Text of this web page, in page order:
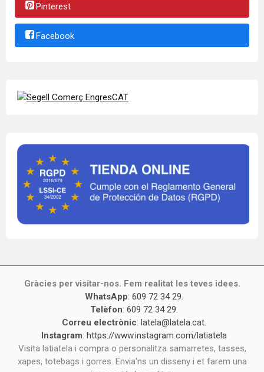
Pinterest
Facebook
Gràcies per visitar-nos. Fem realitat les teves idees.
WhatsApp: 609 72 34 29.
Telèfon: 609 72 34 29.
Correu electrònic: latela@latela.cat.
Instagram: https://www.instagram.com/latiatela
Visita latiatela i compra o personalitza samarretes, tasses,
xapes, totebags i gorres. Envia'ns un disseny i et farem una